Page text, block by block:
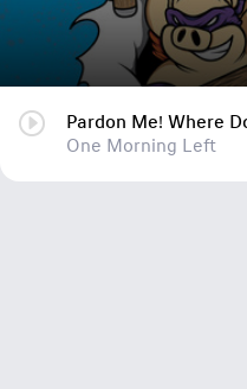
Pardon Me! Where
One Morning Left